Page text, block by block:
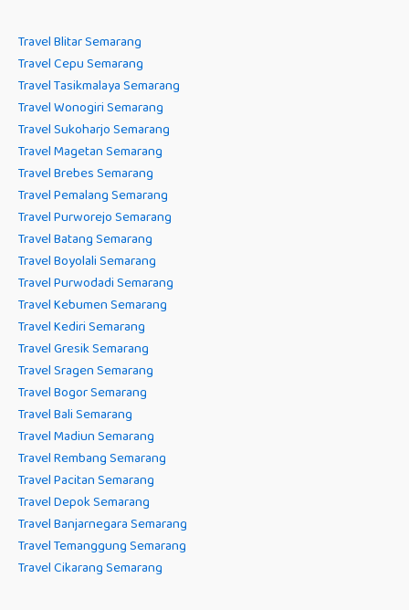
Travel Blitar Semarang
Travel Cepu Semarang
Travel Tasikmalaya Semarang
Travel Wonogiri Semarang
Travel Sukoharjo Semarang
Travel Magetan Semarang
Travel Brebes Semarang
Travel Pemalang Semarang
Travel Purworejo Semarang
Travel Batang Semarang
Travel Boyolali Semarang
Travel Purwodadi Semarang
Travel Kebumen Semarang
Travel Kediri Semarang
Travel Gresik Semarang
Travel Sragen Semarang
Travel Bogor Semarang
Travel Bali Semarang
Travel Madiun Semarang
Travel Rembang Semarang
Travel Pacitan Semarang
Travel Depok Semarang
Travel Banjarnegara Semarang
Travel Temanggung Semarang
Travel Cikarang Semarang